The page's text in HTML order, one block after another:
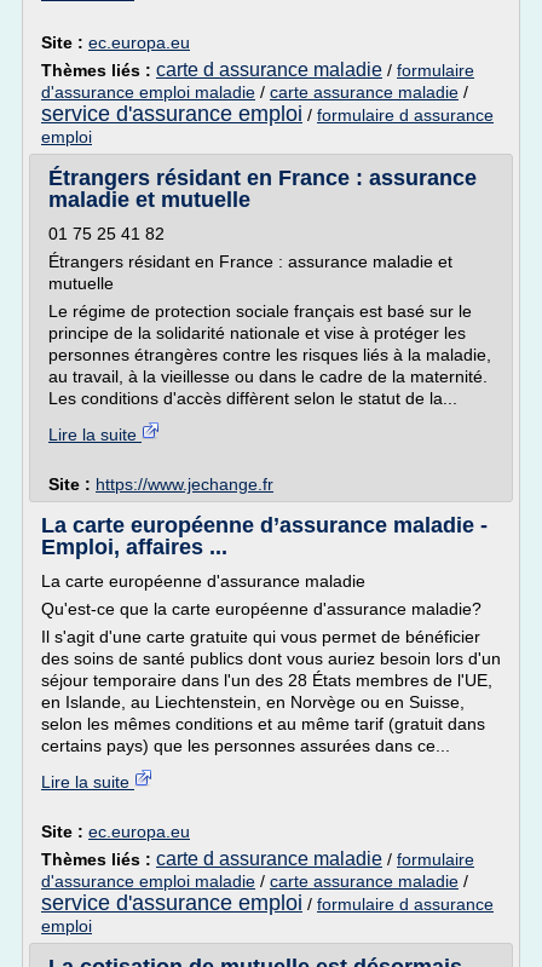
Site : ec.europa.eu
Thèmes liés : carte d assurance maladie / formulaire
d'assurance emploi maladie / carte assurance maladie /
service d'assurance emploi / formulaire d assurance
emploi
Étrangers résidant en France : assurance
maladie et mutuelle
01 75 25 41 82
Étrangers résidant en France : assurance maladie et
mutuelle
Le régime de protection sociale français est basé sur le
principe de la solidarité nationale et vise à protéger les
personnes étrangères contre les risques liés à la maladie,
au travail, à la vieillesse ou dans le cadre de la maternité.
Les conditions d'accès diffèrent selon le statut de la...
Lire la suite
Site : https://www.jechange.fr
La carte européenne d’assurance maladie -
Emploi, affaires ...
La carte européenne d'assurance maladie
Qu'est-ce que la carte européenne d'assurance maladie?
Il s'agit d'une carte gratuite qui vous permet de bénéficier
des soins de santé publics dont vous auriez besoin lors d'un
séjour temporaire dans l'un des 28 États membres de l'UE,
en Islande, au Liechtenstein, en Norvège ou en Suisse,
selon les mêmes conditions et au même tarif (gratuit dans
certains pays) que les personnes assurées dans ce...
Lire la suite
Site : ec.europa.eu
Thèmes liés : carte d assurance maladie / formulaire
d'assurance emploi maladie / carte assurance maladie /
service d'assurance emploi / formulaire d assurance
emploi